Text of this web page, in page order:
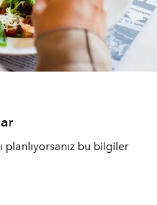
planlıyorsanız bu bilgiler